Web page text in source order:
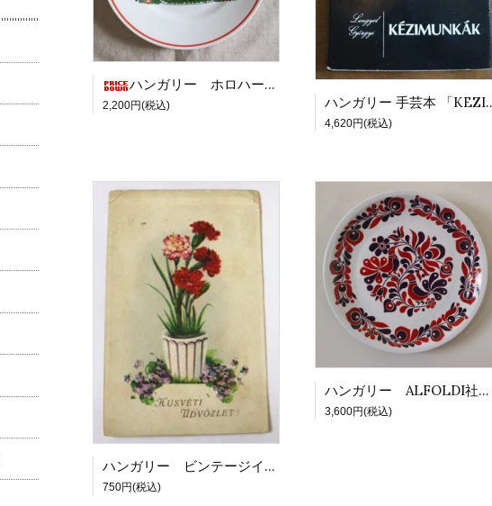
ハンガリー ホロハーザ 飾り絵皿 M 葉っぱ模様 [21095]
2,200円(税込) ハンガリー 手芸
4,620円(税込)
ハンガリー ビンテージイースターカード カーネーションとすみれ
750円(税込)
ハンガリー ALFOLDI社飾り絵皿 L 鳥と花 RE×PR [21081]
3,600円(税込)